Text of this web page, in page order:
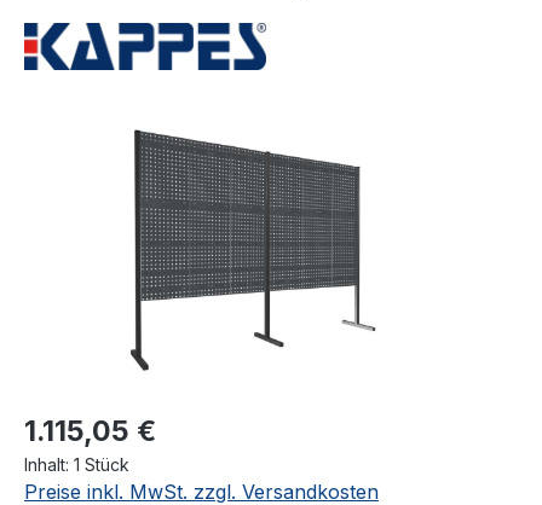
Bildergalerie überspringen
1.115,05 €
Inhalt: 1 Stück
Preise inkl. MwSt. zzgl. Versandkosten